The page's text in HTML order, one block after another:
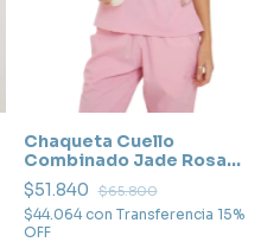
Chaqueta Cuello
Combinado Jade Rosa
Dior
$51.840 $65.800
$44.064 con Transferencia 15%
OFF